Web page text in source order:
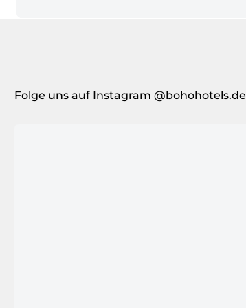
Folge uns auf Instagram @bohohotels.de